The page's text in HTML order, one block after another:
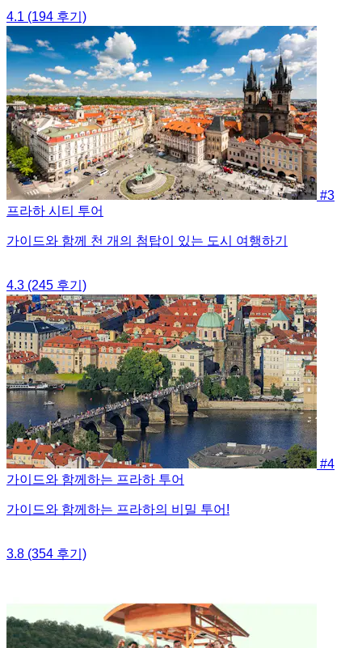
4.1 (194 후기)
#3
프라하 시티 투어
가이드와 함께 천 개의 첨탑이 있는 도시 여행하기
4.3 (245 후기)
#4
가이드와 함께하는 프라하 투어
가이드와 함께하는 프라하의 비밀 투어!
3.8 (354 후기)